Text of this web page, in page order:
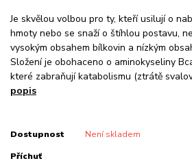
Je skvělou volbou pro ty, kteří usilují o
hmoty nebo se snaží o štíhlou postavu,
vysokým obsahem bílkovin a nízkým
Složení je obohaceno o aminokyseliny
které zabraňují katabolismu (ztrátě
popis
Dostupnost Není skladem
Příchuť